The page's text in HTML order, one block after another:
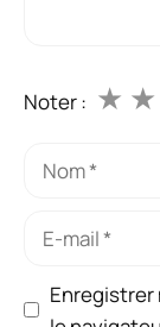
Noter : ★
★
Nom
Enregistrer